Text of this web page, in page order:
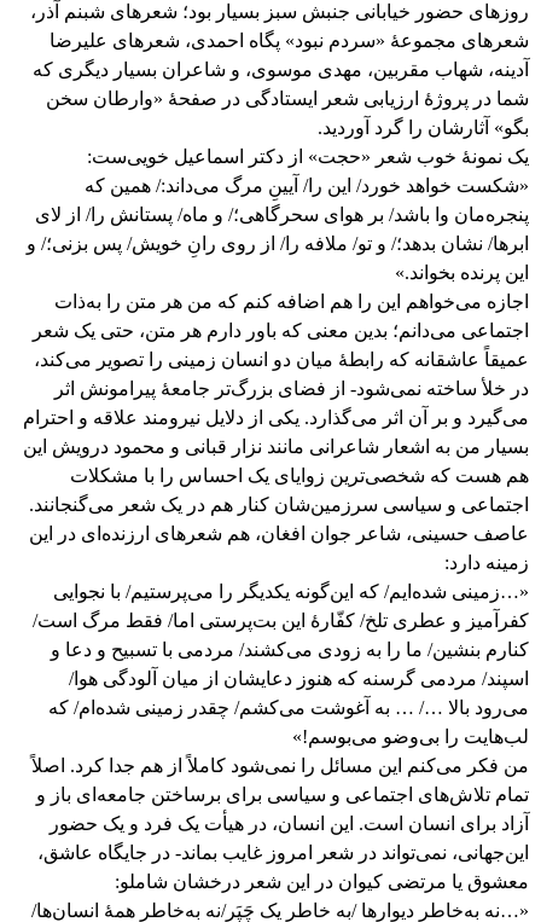
روزهای حضور خیابانی جنبش سبز بسیار بود؛ شعرهای شبنم آذر،
شعرهای مجموعۀ «سردم نبود» پگاه احمدی، شعرهای علیرضا
آدینه، شهاب مقربین، مهدی موسوی، و شاعران بسیار دیگری که
شما در پروژۀ ارزیابی شعر ایستادگی در صفحۀ «وارطان سخن
بگو» آثارشان را گرد آوردید.
یک نمونۀ خوب شعر «حجت» از دکتر اسماعیل خویی‌ست:
«شکست خواهد خورد/ این را/ آیینِ مرگ می‌داند:/ همین که
پنجره‌مان وا باشد/ بر هوای سحرگاهی؛/ و ماه/ پستانش را/ از لای
ابرها/ نشان بدهد؛/ و تو/ ملافه را/ از روی رانِ خویش/ پس بزنی؛/ و
این پرنده بخواند.»
اجازه می‌خواهم این را هم اضافه کنم که من هر متن را به‌ذات
اجتماعی می‌دانم؛ بدین معنی که باور دارم هر متن، حتی یک شعر
عمیقاً عاشقانه که رابطۀ میان دو انسان زمینی را تصویر می‌کند،
در خلأ ساخته نمی‌شود- از فضای بزرگ‌تر جامعۀ پیرامونش اثر
می‌گیرد و بر آن اثر می‌گذارد. یکی از دلایل نیرومند علاقه و احترام
بسیار من به اشعار شاعرانی مانند نزار قبانی و محمود درویش این
هم هست که شخصی‌ترین زوایای یک احساس را با مشکلات
اجتماعی و سیاسی سرزمین‌شان کنار هم در یک شعر می‌گنجانند.
عاصف حسینی، شاعر جوان افغان، هم شعرهای ارزنده‌ای در این
زمینه دارد:
«…زمینی شده‌ایم/ که این‌گونه یکدیگر را می‌پرستیم/ با نجوایی
کفرآمیز و عطری تلخ/ کفّارۀ این بت‌پرستی اما/ فقط مرگ است/
کنارم بنشین/ ما را به زودی می‌کشند/ مردمی با تسبیح و دعا و
اسپند/ مردمی گرسنه که هنوز دعایشان از میان آلودگی هوا/
می‌رود بالا …/ … به آغوشت می‌کشم/ چقدر زمینی شده‌ام/ که
لب‌هایت را بی‌وضو می‌بوسم!»
من فکر می‌کنم این مسائل را نمی‌شود کاملاً از هم جدا کرد. اصلاً
تمام تلاش‌های اجتماعی و سیاسی برای برساختن جامعه‌ای باز و
آزاد برای انسان است. این انسان، در هیأت یک فرد و یک حضور
این‌جهانی، نمی‌تواند در شعر امروز غایب بماند- در جایگاه عاشق،
معشوق یا مرتضی کیوان در این شعر درخشان شاملو:
«…نه به‌خاطر دیوارها /به خاطر یک چَپَر/ نه به‌خاطر همۀ انسان‌ها/